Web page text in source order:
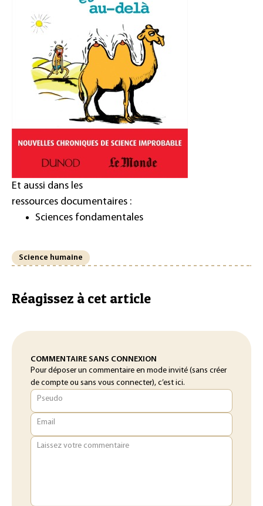
Et aussi dans les
ressources documentaires :
Sciences fondamentales
Science humaine
Réagissez à cet article
COMMENTAIRE SANS CONNEXION
Pour déposer un commentaire en mode invité (sans créer
de compte ou sans vous connecter), c’est ici.
Pseudo
Email
Laissez votre commentaire